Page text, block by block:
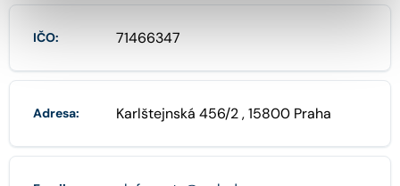
IČO: 71466347
Adresa: Karlštejnská 456/2 , 15800 Praha